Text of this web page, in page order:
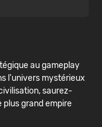
au gameplay
l'univers mystérieux
saurez-
grand empire